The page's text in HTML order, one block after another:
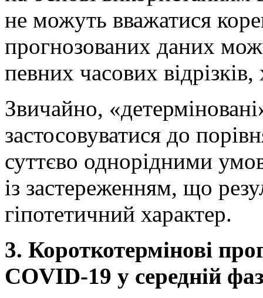
не можуть вважатися
прогнозованих даних
певних часових відрізків,
Звичайно,
застосовуватися до
суттєво однорідними
із застереженням, що
гіпотетичний характер.
3. Короткотермінові
COVID-19 у середній